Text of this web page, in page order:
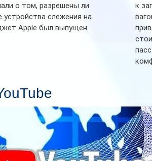
о том, разрешены ли
устройства слежения на
Apple был выпущен...
к